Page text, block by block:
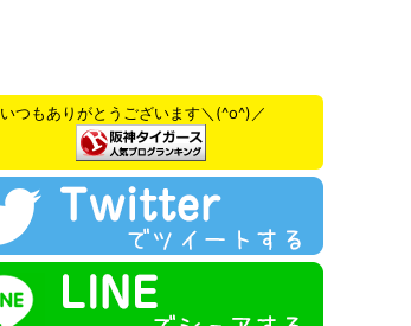
いつもありがとうございます＼(^o^)／